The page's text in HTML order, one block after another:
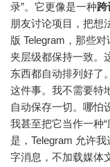
录”。 它更像是一种跨
朋友讨论项目，把想
版 Telegram，那些
夹层级都保持一致
东西都自动排列好了
这件事。我不需要特
自动保存一切。哪怕
我甚至把它当作一种
是，Telegram 允许
字消息，不加载媒体